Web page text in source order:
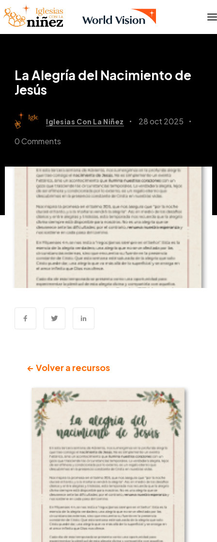
La Alegría del Nacimiento de
Jesús
Iglesias Con La Niñez
28 oct 2025
0 Comments
← Volver a recursos